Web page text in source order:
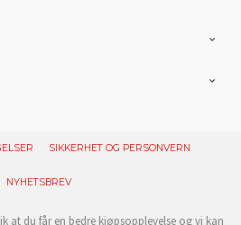
SIKKERHET OG PERSONVERN
NYHETSBREV
at du får en bedre kjøpsopplevelse og vi kan